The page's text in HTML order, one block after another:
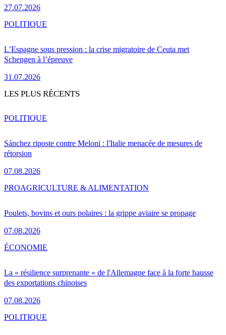
27.07.2026
L’Espagne sous pression : la crise migratoire de Ceuta met
Schengen à l’épreuve
31.07.2026
POLITIQUE
LES PLUS RÉCENTS
Sánchez riposte contre Meloni : l'Italie menacée de mesures de
rétorsion
07.08.2026
POLITIQUE
Poulets, bovins et ours polaires : la grippe aviaire se propage
07.08.2026
PROAGRICULTURE & ALIMENTATION
La « résilience surprenante » de l'Allemagne face à la forte hausse
des exportations chinoises
07.08.2026
ÉCONOMIE
POLITIQUE